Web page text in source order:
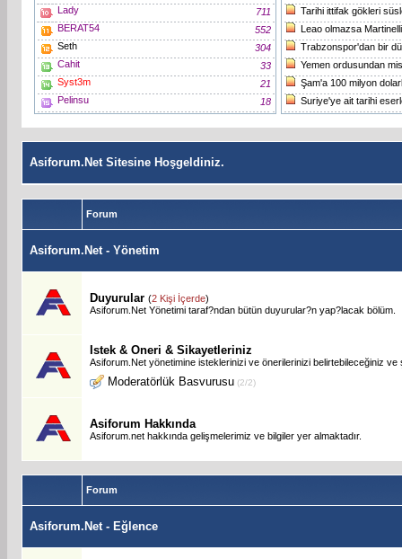
711
Lady
552
BERAT54
304
Seth
33
Cahit
21
Syst3m
18
Pelinsu
Tarihi ittifak gökleri
Leao olmazsa
Trabzonspor'dan bir
Yemen ordusundan
Şam'a 100 milyon
Suriye'ye ait tarihi
Asiforum.Net Sitesine Hoşgeldiniz.
Forum
Asiforum.Net - Yönetim
Duyurular (2 Kişi İçerde)
Asiforum.Net Yönetimi taraf?ndan bütün duyurular?n yap?lacak bölüm.
Istek & Oneri & Sikayetleriniz
Asiforum.Net yönetimine isteklerinizi ve önerilerinizi belirtebileceğiniz
Moderatörlük Basvurusu (2/2)
Asiforum Hakkında
Asiforum.net hakkında gelişmelerimiz ve bilgiler yer almaktadır.
Forum
Asiforum.Net - Eğlence